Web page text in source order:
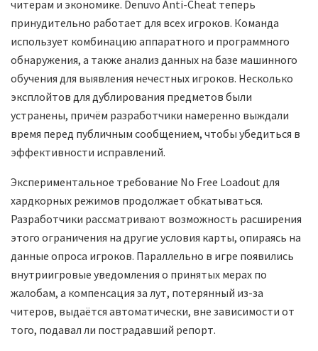
читерам и экономике. Denuvo Anti-Cheat теперь
принудительно работает для всех игроков. Команда
использует комбинацию аппаратного и программного
обнаружения, а также анализ данных на базе машинного
обучения для выявления нечестных игроков. Несколько
эксплойтов для дублирования предметов были
устранены, причём разработчики намеренно выждали
время перед публичным сообщением, чтобы убедиться в
эффективности исправлений.
Экспериментальное требование No Free Loadout для
хардкорных режимов продолжает обкатываться.
Разработчики рассматривают возможность расширения
этого ограничения на другие условия карты, опираясь на
данные опроса игроков. Параллельно в игре появились
внутриигровые уведомления о принятых мерах по
жалобам, а компенсация за лут, потерянный из-за
читеров, выдаётся автоматически, вне зависимости от
того, подавал ли пострадавший репорт.